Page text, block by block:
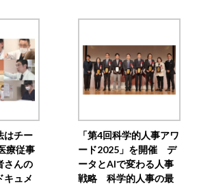
はチー
療従事
さんの
キュメ
「第4回科学的人事アワ
ード2025」を開催 デ
ータとAIで変わる人事
戦略 科学的人事の最